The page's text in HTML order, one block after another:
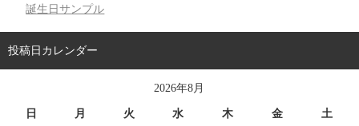
誕生日サンプル
投稿日カレンダー
2026年8月
日 月 火 水 木 金 土